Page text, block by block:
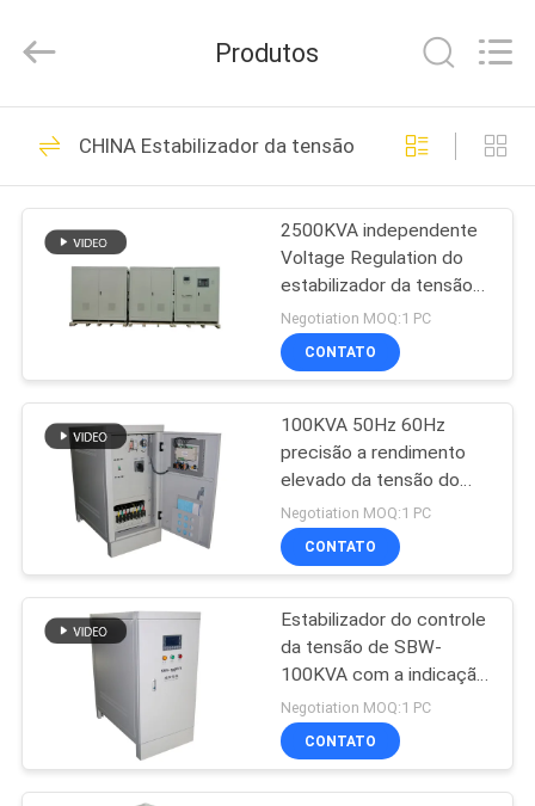
PARA
CASA
PRODUTOS
VÍDEOS
SOBRE
NÓS
VISITA
FÁBRICA
CONTROLE
QUALIDADE
fornecedor.
Copyright
-
avrstabilizer.com.
Reserved.
Estabilizador da
tensão do AVR
57
Estabilizador
trifásico da tensão
42
Estabilizador da
tensão da fase
monofásica
Produtos
CHINA Estabilizador da tensão do poder superior
2500KVA independente
Voltage Regulation do
estabilizador da tensão
do poder superior de 3
fases
Negotiation MOQ:1 PC
CONTATO
100KVA 50Hz 60Hz
precisão a rendimento
elevado da tensão do
estabilizador da tensão
de 3 fases
Negotiation MOQ:1 PC
CONTATO
Estabilizador do controle
da tensão de SBW-
100KVA com a indicação
digital trifásica
Negotiation MOQ:1 PC
CONTATO